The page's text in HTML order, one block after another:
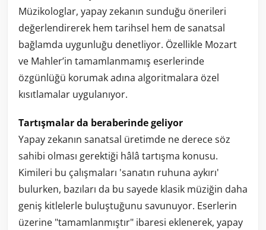
Müzikologlar, yapay zekanın sunduğu önerileri
değerlendirerek hem tarihsel hem de sanatsal
bağlamda uygunluğu denetliyor. Özellikle Mozart
ve Mahler’in tamamlanmamış eserlerinde
özgünlüğü korumak adına algoritmalara özel
kısıtlamalar uygulanıyor.
Tartışmalar da beraberinde geliyor
Yapay zekanın sanatsal üretimde ne derece söz
sahibi olması gerektiği hâlâ tartışma konusu.
Kimileri bu çalışmaları 'sanatın ruhuna aykırı'
bulurken, bazıları da bu sayede klasik müziğin daha
geniş kitlelerle buluştuğunu savunuyor. Eserlerin
üzerine "tamamlanmıştır" ibaresi eklenerek, yapay